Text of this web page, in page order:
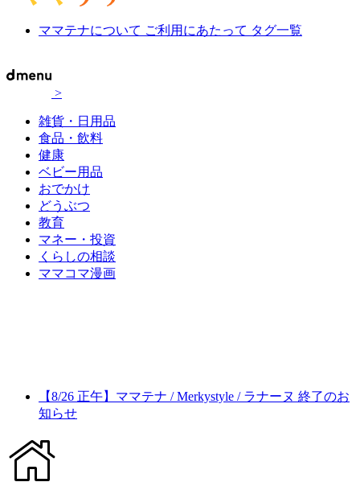
ママテナについて ご利用にあたって タグ一覧
>
雑貨・日用品
食品・飲料
健康
ベビー用品
おでかけ
どうぶつ
教育
マネー・投資
くらしの相談
ママコマ漫画
【8/26 正午】ママテナ / Merkystyle / ラナーヌ 終了のお
知らせ